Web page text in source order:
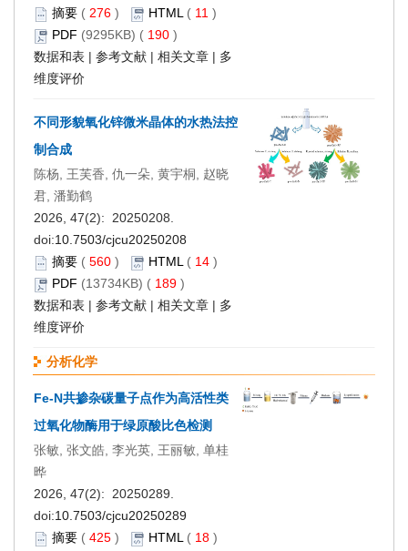
摘要 ( 276 ) HTML( 11 )
PDF (9295KB) ( 190 )
数据和表 | 参考文献 | 相关文章 | 多
维度评价
不同形貌氧化锌微米晶体的水热法控
制合成
陈杨, 王芙香, 仇一朵, 黄宇桐, 赵晓
君, 潘勤鹤
2026, 47(2): 20250208.
doi:10.7503/cjcu20250208
摘要 ( 560 ) HTML( 14 )
PDF (13734KB) ( 189 )
数据和表 | 参考文献 | 相关文章 | 多
维度评价
分析化学
Fe-N共掺杂碳量子点作为高活性类
过氧化物酶用于绿原酸比色检测
张敏, 张文皓, 李光英, 王丽敏, 单桂
晔
2026, 47(2): 20250289.
doi:10.7503/cjcu20250289
摘要 ( 425 ) HTML( 18 )